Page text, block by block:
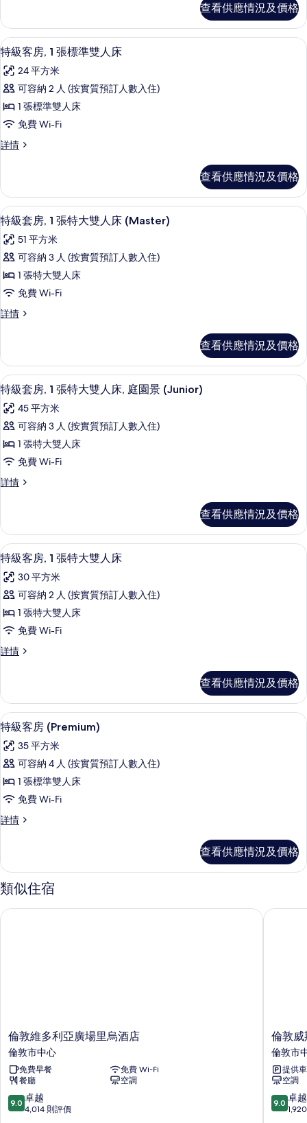
標
準
雙
人
床,
無
障
礙
片
標
準
雙
床,
無
礙
詳
查看供應情況及價格
載
入
所
有
特
級
客
1
張
標
準
雙
人
床
的
特級客房, 1 張標準雙人床 | 防敏寢具
4
特級客房, 1 張標準雙人床
24 平方米
可容納 2 人 (按實質預訂人數入住)
1 張標準雙人床
免費 Wi-Fi
詳情
特
1
張
標
雙
人
詳
情
查看供應情況及價格
載
入
所
有
特
級
套
1
張
特
大
雙
人
床
(Master)
片
防敏寢具、房內夾萬、書桌、熨斗/熨
5
特級套房, 1 張特大雙人床 (Master)
51 平方米
可容納 3 人 (按實質預訂人數入住)
1 張特大雙人床
免費 Wi-Fi
詳情
特
1
張
特
雙
人
(Master)
詳
查看供應情況及價格
載
入
所
有
特
級
套
1
張
特
大
雙
人
床,
庭
(Junior)
的
相
片
特級套房, 1 張特大雙人床, 庭園景
3
特級套房, 1 張特大雙人床, 庭園景 (Junior)
45 平方米
可容納 3 人 (按實質預訂人數入住)
1 張特大雙人床
免費 Wi-Fi
詳情
特
1
張
特
雙
人
庭
園
(Junior)
查看供應情況及價格
載
入
所
有
特
級
客
1
張
特
大
雙
人
床
的
特級客房, 1 張特大雙人床 | 防敏寢具
4
特級客房, 1 張特大雙人床
30 平方米
可容納 2 人 (按實質預訂人數入住)
1 張特大雙人床
免費 Wi-Fi
詳情
特
1
張
特
雙
人
詳
情
查看供應情況及價格
載
入
所
有
特
級
客
(Premium)
的
相
片
防敏寢具、房內夾萬、書桌、熨斗/熨
4
特級客房 (Premium)
35 平方米
可容納 4 人 (按實質預訂人數入住)
1 張標準雙人床
免費 Wi-Fi
詳情
特
(Premium)
詳
情
查看供應情況及價格
類似住宿
倫
敦
維
多
利
亞
廣
倫敦維多利亞廣場里烏酒店
倫敦市中心
免費早餐
免費 Wi-Fi
餐廳
空調
9.0
分
9.0 卓越
4,014 則評價
倫敦維多利亞廣場里烏酒店
倫
敦
威
斯
敏
斯
特
倫敦威
倫敦市
提供
空調
9.0
分
9.0 卓越
倫敦威